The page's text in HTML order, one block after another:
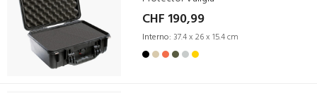
CHF 190,99
Interno: 37.4 x 26 x 15.4 cm